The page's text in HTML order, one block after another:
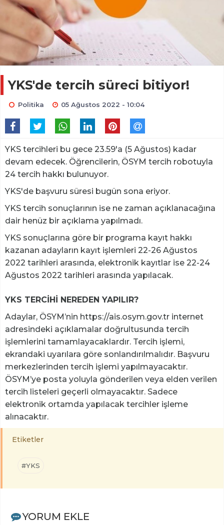
YKS'de tercih süreci bitiyor!
Politika 05 Ağustos 2022 - 10:04
YKS tercihleri bu gece 23.59'a (5 Ağustos) kadar
devam edecek. Öğrencilerin, ÖSYM tercih robotuyla
24 tercih hakkı bulunuyor.
YKS'de başvuru süresi bugün sona eriyor.
YKS tercih sonuçlarının ise ne zaman açıklanacağına
dair henüz bir açıklama yapılmadı.
YKS sonuçlarına göre bir programa kayıt hakkı
kazanan adayların kayıt işlemleri 22-26 Ağustos
2022 tarihleri arasında, elektronik kayıtlar ise 22-24
Ağustos 2022 tarihleri arasında yapılacak.
YKS TERCİHİ NEREDEN YAPILIR?
Adaylar, ÖSYM’nin https://ais.osym.gov.tr internet
adresindeki açıklamalar doğrultusunda tercih
işlemlerini tamamlayacaklardır. Tercih işlemi,
ekrandaki uyarılara göre sonlandırılmalıdır. Başvuru
merkezlerinden tercih işlemi yapılmayacaktır.
ÖSYM’ye posta yoluyla gönderilen veya elden verilen
tercih listeleri geçerli olmayacaktır. Sadece
elektronik ortamda yapılacak tercihler işleme
alınacaktır.
Etiketler
#YKS
YORUM EKLE